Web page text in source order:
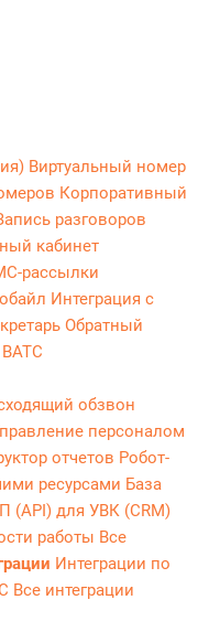
Виртуальный номер
Корпоративный
разговоров
кабинет
рассылки
Интеграция с
Обратный
обзвон
персоналом
отчетов Робот-
ресурсами База
(API) для УВК (CRM)
работы Все
Интеграции по
Все интеграции